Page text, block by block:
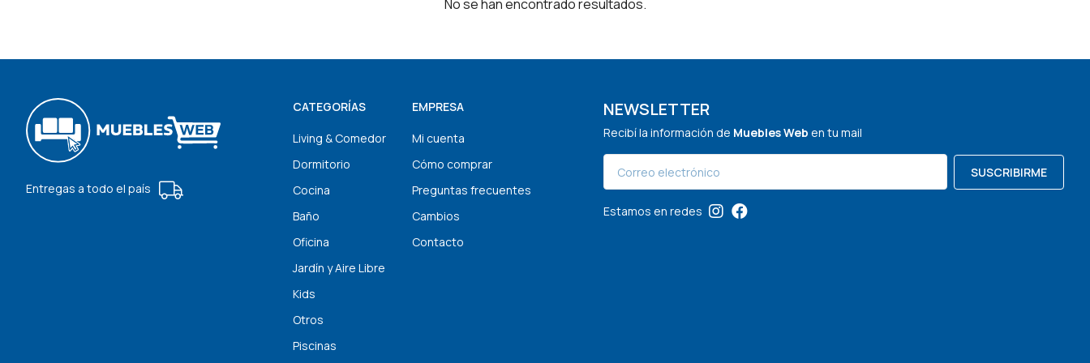
No se han encontrado resultados.
Entregas a todo el país
CATEGORÍAS
Living & Comedor
Dormitorio
Cocina
Baño
Oficina
Jardín y Aire Libre
Kids
Otros
Piscinas
EMPRESA
Mi cuenta
Cómo comprar
Preguntas frecuentes
Cambios
Contacto
NEWSLETTER
Recibí la información de Muebles Web en tu mail
SUSCRIBIRME
Estamos en redes